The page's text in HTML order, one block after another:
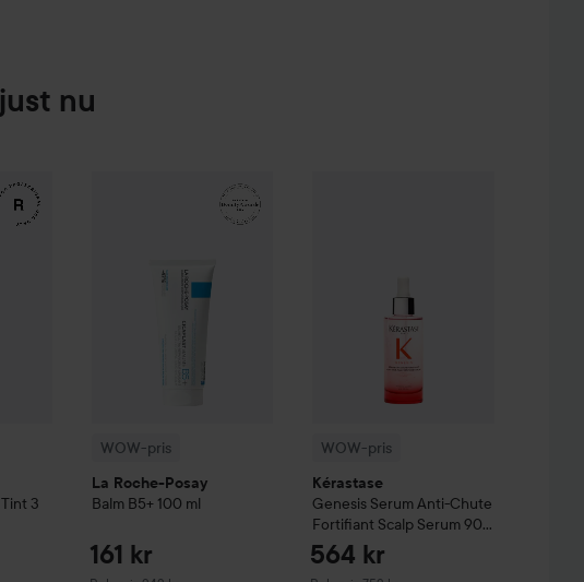
nu
pris 279 kr
3
Eyelash & Eyebrow Tint 3 Natural Brown
WOW-pris
La Roche-Posay
Balm B5+ 100 ml
161 kr
La Roche-Posay
WOW-pris
Kérastase
Genesis Serum Anti-Chute
Fortifiant Scalp Serum90
ml
564 kr